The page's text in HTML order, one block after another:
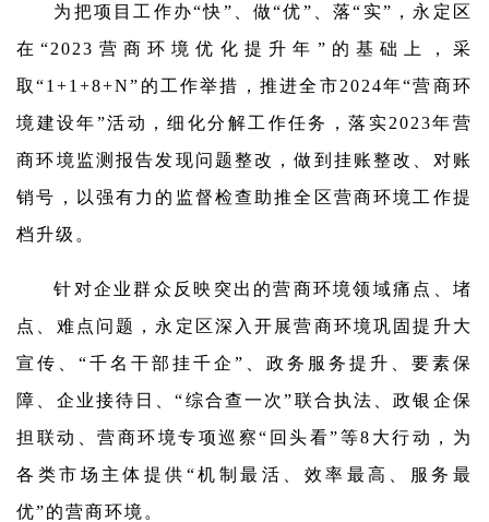
为把项目工作办“快”、做“优”、落“实”，永定区
在“2023营商环境优化提升年”的基础上，采
取“1+1+8+N”的工作举措，推进全市2024年“营商环
境建设年”活动，细化分解工作任务，落实2023年营
商环境监测报告发现问题整改，做到挂账整改、对账
销号，以强有力的监督检查助推全区营商环境工作提
档升级。
针对企业群众反映突出的营商环境领域痛点、堵
点、难点问题，永定区深入开展营商环境巩固提升大
宣传、“千名干部挂千企”、政务服务提升、要素保
障、企业接待日、“综合查一次”联合执法、政银企保
担联动、营商环境专项巡察“回头看”等8大行动，为
各类市场主体提供“机制最活、效率最高、服务最
优”的营商环境。